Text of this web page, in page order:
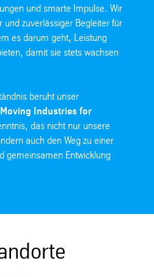
und smarte Impulse. Wir
und zuverlässiger Begleiter für
es darum geht, Leistung
damit sie stets wachsen
beruht unser
Moving Industries for
das nicht nur unsere
auch den Weg zu einer
gemeinsamen Entwicklung